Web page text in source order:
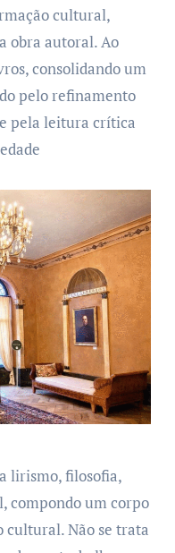
cultural,
obra autoral. Ao
consolidando um
pelo refinamento
pela leitura crítica
lirismo, filosofia,
compondo um corpo
cultural. Não se trata